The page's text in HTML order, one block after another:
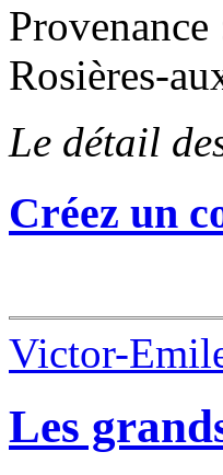
Rosières-
Le détail
Créez un
Victor-
Les